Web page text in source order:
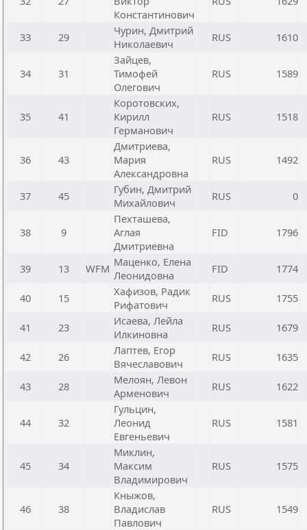
Константинович
33 29
Чурин, Дмитрий
Николаевич
RUS 1610
34 31
Зайцев,
Тимофей
Олегович
RUS 1589
35 41
Коротовских,
Кирилл
Германович
RUS 1518
36 43
Дмитриева,
Мария
Александровна
RUS 1492
37 45
Губин, Дмитрий
Михайлович
RUS 0
38 9
Пехташева,
Аглая
Дмитриевна
FID 1796
39 13 WFM Маценко, Елена
Леонидовна
FID 1774
40 15
Хафизов, Радик
Рифатович
RUS 1755
41 23
Исаева, Лейла
Илкиновна
RUS 1679
42 26
Лаптев, Егор
Вячеславович
RUS 1635
43 28
Мелоян, Левон
Арменович
RUS 1622
44 32
Гульцин,
Леонид
Евгеньевич
RUS 1581
45 34
Миклин,
Максим
Владимирович
RUS 1575
46 38
Кныжов,
Владислав
Павлович
RUS 1549